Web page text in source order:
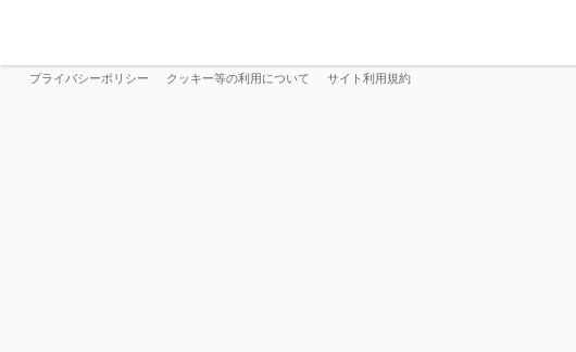
プライバシーポリシー クッキー等の利用について サイト利用規約